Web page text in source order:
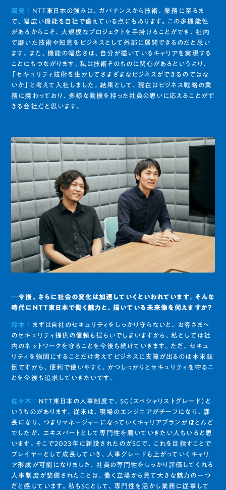
岡安 ： NTT東日本の強みは、ガバナンスから技術、業務に至るま
で、幅広い機能を自社で備えている点にもあります。この多機能性
があるからこそ、大規模なプロジェクトを手掛けることができ、社内
で磨いた技術や知見をビジネスとして外部に展開できるのだと思い
ます。また、機能の幅広さは、自分が描いているキャリアを実現する
ことにもつながります。私は技術そのものに関心があるというより、
「セキュリティ技術を生かしてさまざまなビジネスができるのではな
いか」と考えて入社しました。結果として、現在はビジネス戦略の業
務に携わっており、多様な動機を持った社員の思いに応えることがで
きる会社だと思います。
─今後、さらに社会の変化は加速していくといわれています。そんな
時代にNTT東日本で働く魅力と、描いている未来像を伺えますか？
鈴木 ： まずは自社のセキュリティをしっかり守らないと、お客さまへ
のセキュリティ提供の信頼も揺らいでしまいますから、私としては社
内のネットワークを守ることを今後も続けていきます。ただ、セキュ
リティを強固にすることだけ考えてビジネスに支障が出るのは本末転
倒ですから、便利で使いやすく、かつしっかりとセキュリティを守るこ
とを今後も追求していきたいです。
佐々木 ： NTT東日本の人事制度で、SG（スペシャリストグレード）と
いうものがあります。従来は、現場のエンジニアがチーフになり、課
長になり、つまりマネージャーになっていくキャリアプランがほとんど
でしたが、エキスパートとして専門性を磨いていきたい人もいると思
います。そこで2023年に新設されたのがSGで、これを目指すことで
プレイヤーとして成長していき、人事グレードも上がっていくキャリ
ア形成が可能になりました。社員の専門性をしっかり評価してくれる
人事制度が整備されたことは、働く立場から見て大きな魅力の一つ
だと感じています。私もSGとして、専門性を活かし業務に従事して